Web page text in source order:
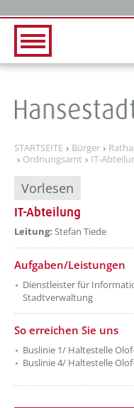
STARTSEITE Bürger
Ordnungsamt
IT-
Vorlesen
IT-Abteilung
???
Leitung: Stefan Tiede
???
Aufgaben/Leistungen
Dienstleister für
Stadtverwaltung
???
So erreichen Sie uns
Buslinie 1/ Haltestelle
Buslinie 4/ Haltestelle